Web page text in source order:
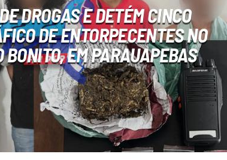
DROGAS E DETÉM CINCO
DE ENTORPECENTES NO
EM PARAUAPEBAS